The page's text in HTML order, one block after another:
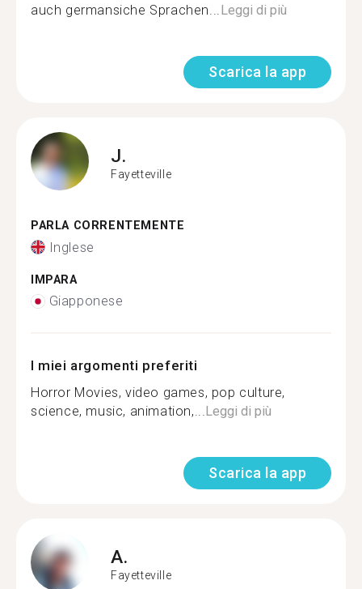
auch germansiche Sprachen...Leggi di più
Scarica la app
J.
Fayetteville
PARLA CORRENTEMENTE
Inglese
IMPARA
Giapponese
I miei argomenti preferiti
Horror Movies, video games, pop culture,
science, music, animation,...Leggi di più
Scarica la app
A.
Fayetteville